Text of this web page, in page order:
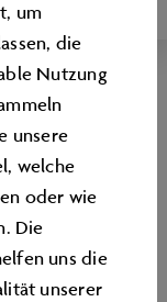
um
die
Nutzung
unsere
welche
oder wie
Die
uns die
unserer